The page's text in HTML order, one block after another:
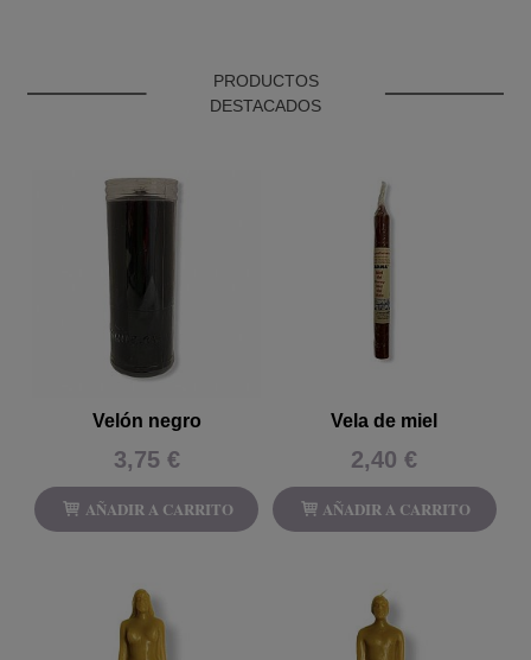
PRODUCTOS
DESTACADOS
Velón negro
3,75 €
AÑADIR A CARRITO
Vela de miel
2,40 €
AÑADIR A CARRITO